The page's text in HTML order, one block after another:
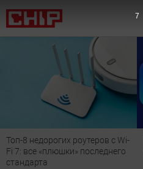
Подпишись на наш канал в
мессенджере МАХ
6